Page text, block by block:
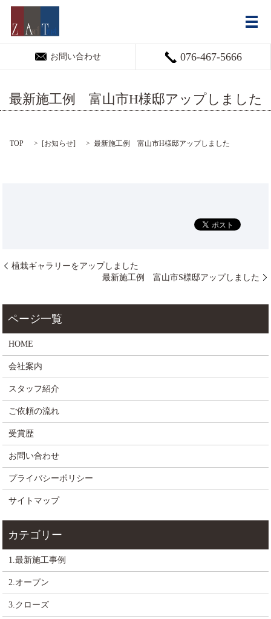
お問い合わせ 076-467-5666
メ
最新施工例 富山市H様邸アップしました
TOP [お知らせ] 最新施工例 富山市H様邸アップしました
植栽ギャラリーをアップしました
最新施工例 富山市S様邸アップしました
HOME
会社案内
スタッフ紹介
ご依頼の流れ
受賞歴
お問い合わせ
プライバシーポリシー
サイトマップ
1.最新施工事例
2.オープン
3.クローズ